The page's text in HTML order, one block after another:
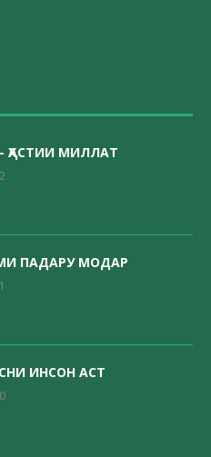
ҲАСТИИ МИЛЛАТ
ПАДАРУ МОДАР
ИНСОН АСТ